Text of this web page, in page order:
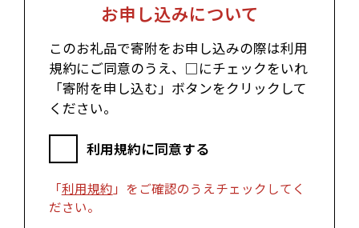
近畿エリア
松阪市（三重県）鳥羽市（三重県）
多気町（三重県）明和町（三重県）
湖南市（滋賀県）高島市（滋賀県）
東近江市（滋賀県）
泉佐野市（大阪府） 岸和田市（大阪府）
阪南市（大阪府）
堺市（大阪府）
神戸市（兵庫県）
豊岡市（兵庫県）
三木市（兵庫県）香美町（兵庫県）
お申し込みについて
このお礼品で寄附をお申し込みの際は利用
規約にご同意のうえ、□にチェックをいれ
「寄附を申し込む」ボタンをクリックして
ください。
利用規約に同意する
「利用規約 」をご確認のうえチェックしてく
ださい。